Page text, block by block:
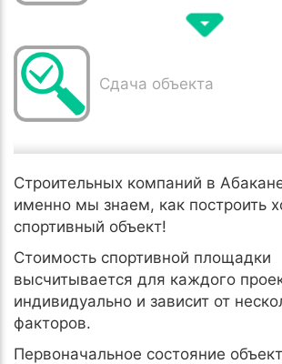
Сдача объекта
Строительных компаний в
именно мы знаем, как построить
спортивный объект!
Стоимость спортивной площадки
высчитывается для каждого
индивидуально и зависит от
факторов.
Первоначальное состояние